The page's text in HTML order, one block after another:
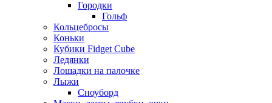
Городки
Гольф
Кольцебросы
Коньки
Кубики Fidget Cube
Ледянки
Лошадки на палочке
Лыжи
Сноуборд